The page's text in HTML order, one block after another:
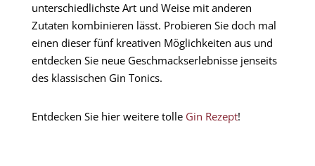
unterschiedlichste Art und Weise mit anderen
Zutaten kombinieren lässt. Probieren Sie doch mal
einen dieser fünf kreativen Möglichkeiten aus und
entdecken Sie neue Geschmackserlebnisse jenseits
des klassischen Gin Tonics.
Entdecken Sie hier weitere tolle Gin Rezept!